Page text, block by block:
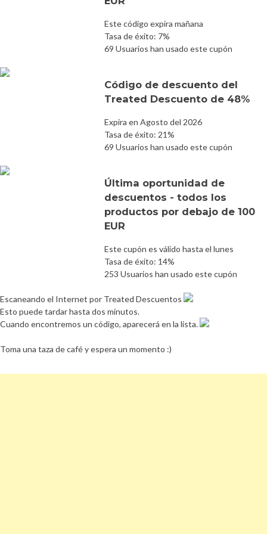
Este código expira mañana
Tasa de éxito: 7%
69 Usuarios han usado este cupón
Código de descuento del
Treated Descuento de 48%
Expira en Agosto del 2026
Tasa de éxito: 21%
69 Usuarios han usado este cupón
Última oportunidad de
descuentos - todos los
productos por debajo de 100
EUR
Este cupón es válido hasta el lunes
Tasa de éxito: 14%
253 Usuarios han usado este cupón
Escaneando el Internet por Treated Descuentos
Esto puede tardar hasta dos minutos.
Cuando encontremos un código, aparecerá en la lista.
Toma una taza de café y espera un momento :)